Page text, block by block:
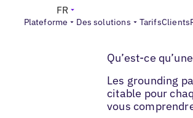
Plateforme Des solutions TarifsClients
FR
Blogs> AEO
Qu’est-ce
Les grounding
citable pour
vous